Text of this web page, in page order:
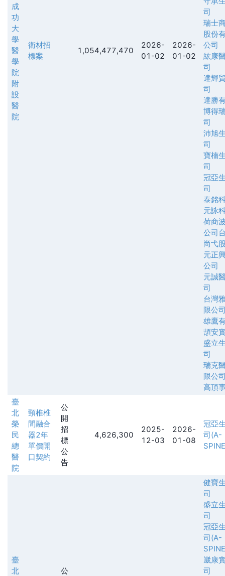
成
功
大
學
醫
學
院
附
設
醫
院
衛材招
標案
1,054,477,470
2026-
01-02
2026-
01-02
司
瑞士
股份
公司
紘康
司
達輝
司
達勝
博得
司
沛旭
司
寶楠
司
冠亞
司
泰銘
元詠
荷商
公司
尚弋
元正
公司
元誠
司
台灣
限公
雄鷹
頡安
盛立
司
瑞克
限公
高頂
臺
北
榮
民
總
醫
院
頸椎椎
間融合
器2年
單價開
口契約
公
開
招
標
公
告
4,626,300
2025-
12-03
2026-
01-08
冠亞
司(A-
臺
北
公
健寶
司
盛立
司
冠亞
司(A-
崴康
司